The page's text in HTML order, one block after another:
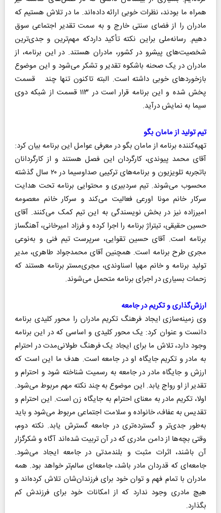
همراه ما بودند، نظرات خوبی ارائه داده‌اند. ما در تلاش هستیم که
مادران را از فضای سنتی خارج و به سمت تقدیر اجتماعی سوق
دهیم. رسانه‌ملی براین نکته تأکید داردکه مهم‌ترین و جدی‌ترین
شخصیت‌های پیشرو در کشور، مادران هستند. در این برنامه، از
مادران در یک صحنه باشکوه تقدیر و تشکر می‌شود و این موضوع
بازخوردهای خوبی داشته است. البته تاکنون تنها چند قسمت
پخش شده و این برنامه قرار است در ۱۱۳ قسمت از شبکه دوی
سیما به نمایش درآید.
تیم تولید از مامان بگو
تهیه‌کننده برنامه از مامان بگو در معرفی عوامل این برنامه بیان کرد:
آقای محمد پیوندی، کارگردان این فصل هستند و از کارگردانان
باتجربه تلویزیون و برنامه‌های ترکیبی صداوسیما در ۲۰ سال گذشته
محسوب می‌شوند. تیم سردبیری و محتوایی برنامه تحت هدایت
سرکار خانم مونا اورعی فعالیت می‌کند و سرکار خانم معصومه
امیرزاده نیز در بخش نویسندگی به این تیم کمک می‌کنند. آقای
حسین حقیقی، تیتراژ برنامه را اجرا کرده و فرزاد امیرخانی، آهنگساز
برنامه است. آقای حسین تقوایی، سرپرست تیم فنی و به‌نوعی
مجری طرح برنامه است. همچنین آقای محمدجواد طاهری، مدیر
تولید برنامه و خانم مهیا اسناوندی، مجری‌مستر برنامه هستند که
زحمات بسیاری در اجرای برنامه متحمل می‌شوند.
ارزش‌گذاری و تکریم در جامعه
وی زمینه‌سازی ایجاد فرهنگ تکریم مادران را محور کلیدی برنامه
دانست و عنوان کرد: یک محور کلیدی و اساسی که در این برنامه
وجود دارد، تلاش ما برای ایجاد یک فرهنگ طولانی‌مدت در احترام
به مادر و تکریم جایگاه او در جامعه است. هدف ما این است که
ارزش و جایگاه مادر در جامعه به رسمیت شناخته شود و احترام و
تقدیر از او رواج یابد. این موضوع به چند نکته مهم مربوط می‌شود.
اولا، تکریم مادر به معنای احترام به جایگاه زن است. این احترام و
تقدیس به عفاف، خانواده و سلامت اجتماعی مربوط می‌شود و باید
به‌طور جدی‌تر و گسترده‌تری در جامعه گسترش یابد. نکته دوم،
وقتی بچه‌ها از دامن مادری که در آن تربیت شده‌اند آگاه و شکرگزار
آن باشند، اثرات مثبت و بلندمدتی در جامعه ایجاد می‌شود.
جامعه‌ای که قدردان مادر باشد، جامعه‌ای سالم‌تر خواهد بود. همه
مادران با تمام فهم و توان خود برای فرزندان‌شان تلاش کرده‌اند و
هیچ مادری وجود ندارد که از امکانات خود برای فرزندش کم
بگذارد.